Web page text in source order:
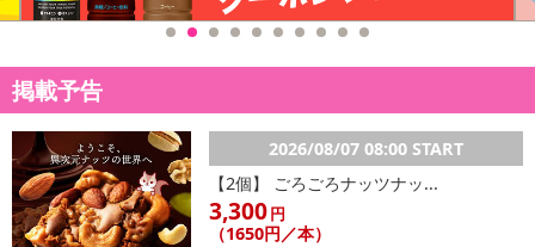
■その他共通および商品カテゴリー別注意事項（※必ずご確認くだ
こちらの情報は2026年07月09日時点での情報となります。
掲載予告
2026/08/07 08:00 START
【2個】 ごろごろナッツナッ...
3,300円
（1650円／本）